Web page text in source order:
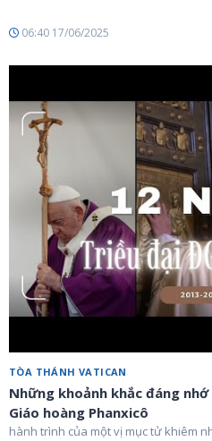
06:40 17/06/2025
TÒA THÁNH VATICAN
Những khoảnh khắc đáng
Giáo hoàng Phanxicô
hành trình của một vị mục tử khiêm